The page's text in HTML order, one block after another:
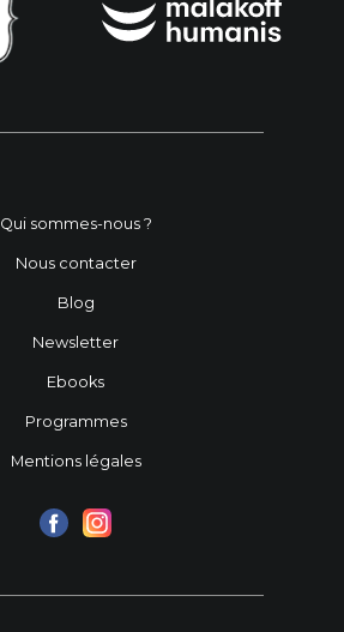
Qui sommes-nous ?
Nous contacter
Blog
Newsletter
Ebooks
Programmes
Mentions légales